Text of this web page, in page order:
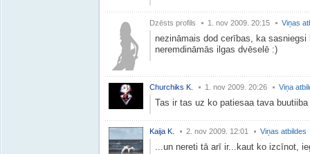
Dzēsts profils 1. nov 2009. 20:15 Viņas
nezināmais dod cerības, ka
neremdināmās ilgas dvēselē :)
Churchiks K. 1. nov 2009. 20:26 Viņa
Tas ir tas uz ko patiesaa tava
Kaija K. 2. nov 2009. 12:01 Viņas atbildes
...un nereti tā arī ir...kaut ko izcīnot,